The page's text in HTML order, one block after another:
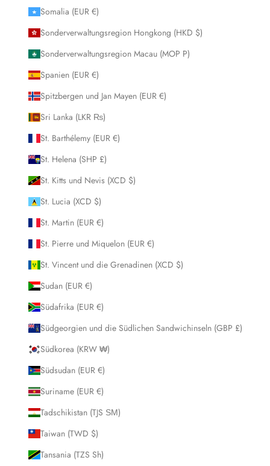
Somalia (EUR €)
Sonderverwaltungsregion Hongkong (HKD $)
Sonderverwaltungsregion Macau (MOP P)
Spanien (EUR €)
Spitzbergen und Jan Mayen (EUR €)
Sri Lanka (LKR ₨)
St. Barthélemy (EUR €)
St. Helena (SHP £)
St. Kitts und Nevis (XCD $)
St. Lucia (XCD $)
St. Martin (EUR €)
St. Pierre und Miquelon (EUR €)
St. Vincent und die Grenadinen (XCD $)
Sudan (EUR €)
Südafrika (EUR €)
Südgeorgien und die Südlichen Sandwichinseln (GBP £)
Südkorea (KRW ₩)
Südsudan (EUR €)
Suriname (EUR €)
Tadschikistan (TJS ЅМ)
Taiwan (TWD $)
Tansania (TZS Sh)